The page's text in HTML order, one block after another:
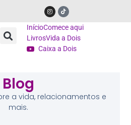
InícioComece aqui
LivrosVida a Dois
Caixa a Dois
Blog
a vida, relacionamentos e
mais.